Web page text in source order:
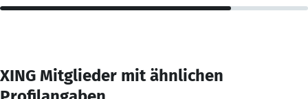
XING Mitglieder mit ähnlichen